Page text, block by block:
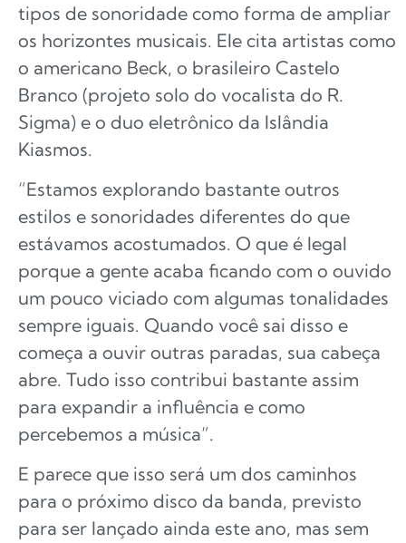
tipos de sonoridade como forma de ampliar
os horizontes musicais. Ele cita artistas como
o americano Beck, o brasileiro Castelo
Branco (projeto solo do vocalista do R.
Sigma) e o duo eletrônico da Islândia
Kiasmos.
“Estamos explorando bastante outros
estilos e sonoridades diferentes do que
estávamos acostumados. O que é legal
porque a gente acaba ficando com o ouvido
um pouco viciado com algumas tonalidades
sempre iguais. Quando você sai disso e
começa a ouvir outras paradas, sua cabeça
abre. Tudo isso contribui bastante assim
para expandir a influência e como
percebemos a música”.
E parece que isso será um dos caminhos
para o próximo disco da banda, previsto
para ser lançado ainda este ano, mas sem